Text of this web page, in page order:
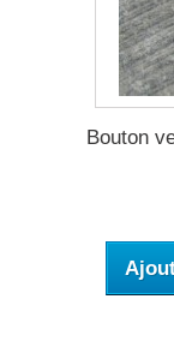
Bouton